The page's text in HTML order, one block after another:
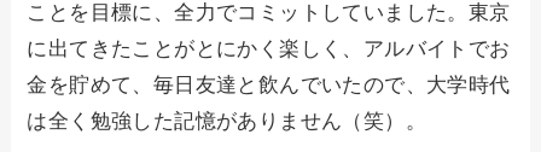
ことを目標に、全力でコミットしていました。東京
に出てきたことがとにかく楽しく、アルバイトでお
金を貯めて、毎日友達と飲んでいたので、大学時代
は全く勉強した記憶がありません（笑）。